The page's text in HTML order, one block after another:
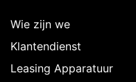
Wie zijn we
Klantendienst
Leasing Apparatuur